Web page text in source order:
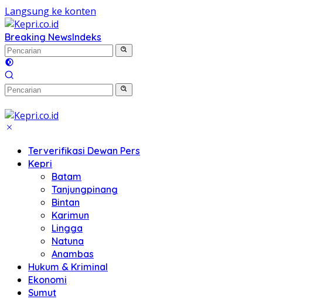
Langsung ke konten
Breaking NewsIndeks
Terverifikasi Dewan Pers
Kepri
Batam
Tanjungpinang
Bintan
Karimun
Lingga
Natuna
Anambas
Hukum & Kriminal
Ekonomi
Sumut